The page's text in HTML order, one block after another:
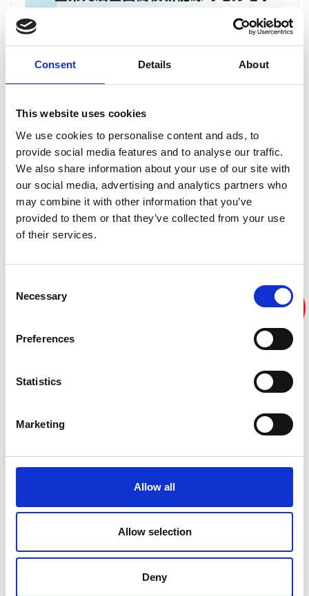
Consent Details About
This website uses cookies
We use cookies to personalise content and ads, to
provide social media features and to analyse our traffic.
We also share information about your use of our site with
our social media, advertising and analytics partners who
may combine it with other information that you’ve
provided to them or that they’ve collected from your use
of their services.
Selection
Necessary
Preferences
Statistics
Marketing
Allow all
Allow selection
Deny
2026-05-26
【邀请函】中国电源学会第二届电力电子教育教学研
讨会暨固纬电子第九届全国高校新能源与电力电子...
固纬电子电力电子教学小课堂 | 第三十九讲: PEK-510
模块——升压式转换器(Boost Converter)